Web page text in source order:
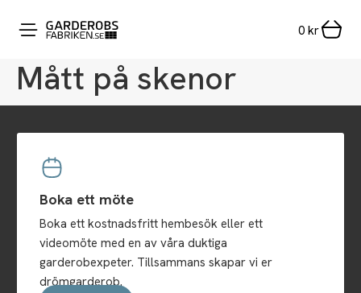
0 kr
Mått på skenor
Boka ett möte
Boka ett kostnadsfritt hembesök eller ett
videomöte med en av våra duktiga
garderobexpeter. Tillsammans skapar vi er
drömgarderob.